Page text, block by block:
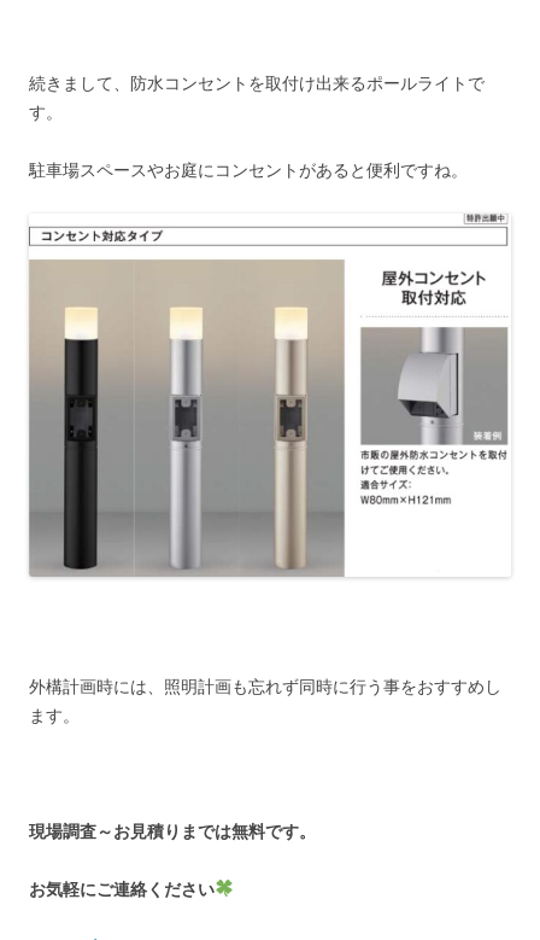
続きまして、防水コンセントを取付け出来るポールライトで
す。
駐車場スペースやお庭にコンセントがあると便利ですね。
外構計画時には、照明計画も忘れず同時に行う事をおすすめし
ます。
現場調査～お見積りまでは無料です。
お気軽にご連絡ください